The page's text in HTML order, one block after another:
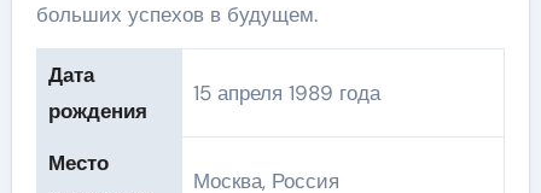
больших успехов в будущем.
Дата
рождения
15 апреля 1989 года
Место
Москва, Россия